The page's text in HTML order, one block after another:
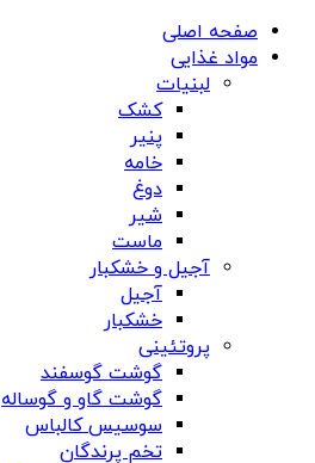
صفحه اصلی
مواد غذایی
لبنیات
کشک
پنیر
خامه
دوغ
شیر
ماست
آجیل و خشکبار
آجیل
خشکبار
پروتئینی
گوشت گوسفند
گوشت گاو و گوساله
سوسیس کالباس
تخم پرندگان